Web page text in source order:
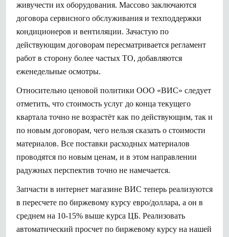
живучести их оборудования. Массово заключаются
договора сервисного обслуживания и техподдержки
кондиционеров и вентиляции. Зачастую по
действующим договорам пересматривается регламент
работ в сторону более частых ТО, добавляются
еженедельные осмотры.
Относительно ценовой политики ООО «ВИС» следует
отметить, что стоимость услуг до конца текущего
квартала точно не возрастёт как по действующим, так и
по новым договорам, чего нельзя сказать о стоимости
материалов. Все поставки расходных материалов
проводятся по новым ценам, и в этом направлении
радужных перспектив точно не намечается.
Запчасти в интернет магазине ВИС теперь реализуются
в пересчете по биржевому курсу евро/доллара, а он в
среднем на 10-15% выше курса ЦБ. Реализовать
автоматический просчет по биржевому курсу на нашей